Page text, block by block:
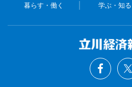
暮らす・働く 学ぶ・知る